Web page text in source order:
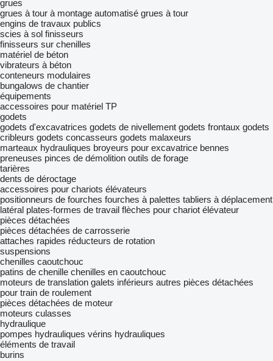
grues
grues à tour à montage automatisé grues à tour
engins de travaux publics
scies à sol finisseurs
finisseurs sur chenilles
matériel de béton
vibrateurs à béton
conteneurs modulaires
bungalows de chantier
équipements
accessoires pour matériel TP
godets
godets d'excavatrices godets de nivellement godets frontaux godets
cribleurs godets concasseurs godets malaxeurs
marteaux hydrauliques broyeurs pour excavatrice bennes
preneuses pinces de démolition outils de forage
tarières
dents de déroctage
accessoires pour chariots élévateurs
positionneurs de fourches fourches à palettes tabliers à déplacement
latéral plates-formes de travail flèches pour chariot élévateur
pièces détachées
pièces détachées de carrosserie
attaches rapides réducteurs de rotation
suspensions
chenilles caoutchouc
patins de chenille chenilles en caoutchouc
moteurs de translation galets inférieurs autres pièces détachées
pour train de roulement
pièces détachées de moteur
moteurs culasses
hydraulique
pompes hydrauliques vérins hydrauliques
éléments de travail
burins